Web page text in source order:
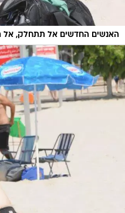
האנשים החדשים אל תתחלק, אל